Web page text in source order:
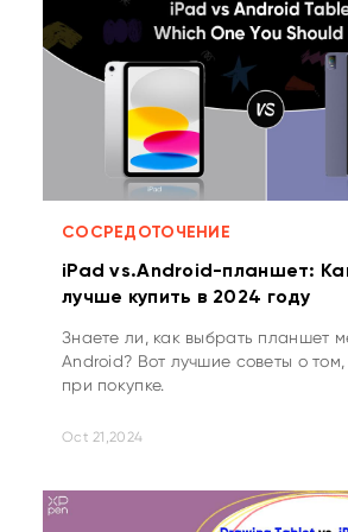
СОСРЕДОТОЧЕНИЕ
iPad vs.Android-планшет:
лучше купить в 2024 году
Знаете ли, как выбрать планшет
Android? Вот лучшие советы о
при покупке.
Oct 21,2024